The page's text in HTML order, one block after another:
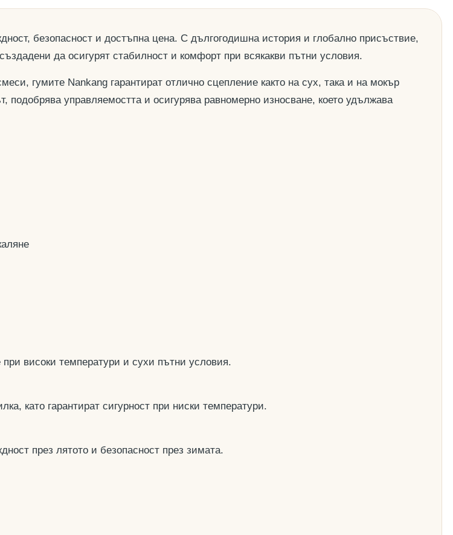
безопасност и достъпна цена. С дългогодишна история и глобално присъствие,
да осигурят стабилност и комфорт при всякакви пътни условия.
гумите Nankang гарантират отлично сцепление както на сух, така и на мокър
управляемостта и осигурява равномерно износване, което удължава
високи температури и сухи пътни условия.
като гарантират сигурност при ниски температури.
през лятото и безопасност през зимата.